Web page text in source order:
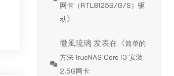
网卡（RTL8125B/G/S）驱
动》
微風琉璃 发表在《简单的
方法TrueNAS Core 13 安装
2.5G网卡